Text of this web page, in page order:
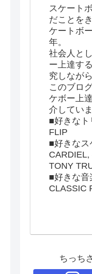
スケート
だことを
ケートボ
年。
社会人と
ー上達す
究しなが
このブロ
ケボー上
介してい
■好きなト
FLIP
■好きなス
TONY
■好きな音
CLASSIC
ちっち